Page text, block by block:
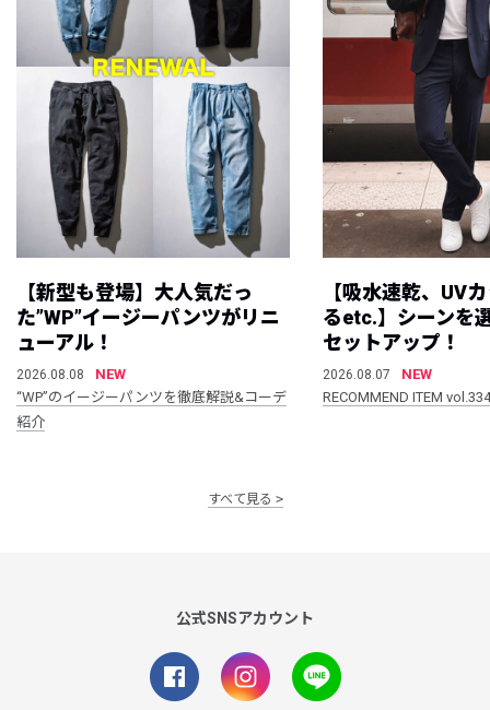
【新型も登場】大人気だっ
た”WP”イージーパンツがリニ
ューアル！
2026.08.08
NEW
“WP”のイージーパンツを徹底解説&コーデ
紹介
【吸水速乾、UV
るetc.】シーンを
セットアップ！
2026.08.07
NEW
RECOMMEND ITEM vol.334
すべて見る
公式SNSアカウント